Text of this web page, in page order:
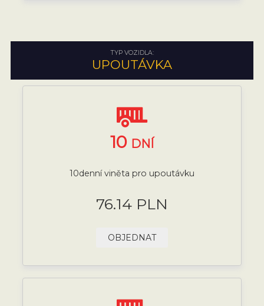
TYP VOZIDLA:
UPOUTÁVKA
10 DNÍ
10denní viněta pro upoutávku
76.14 PLN
OBJEDNAT